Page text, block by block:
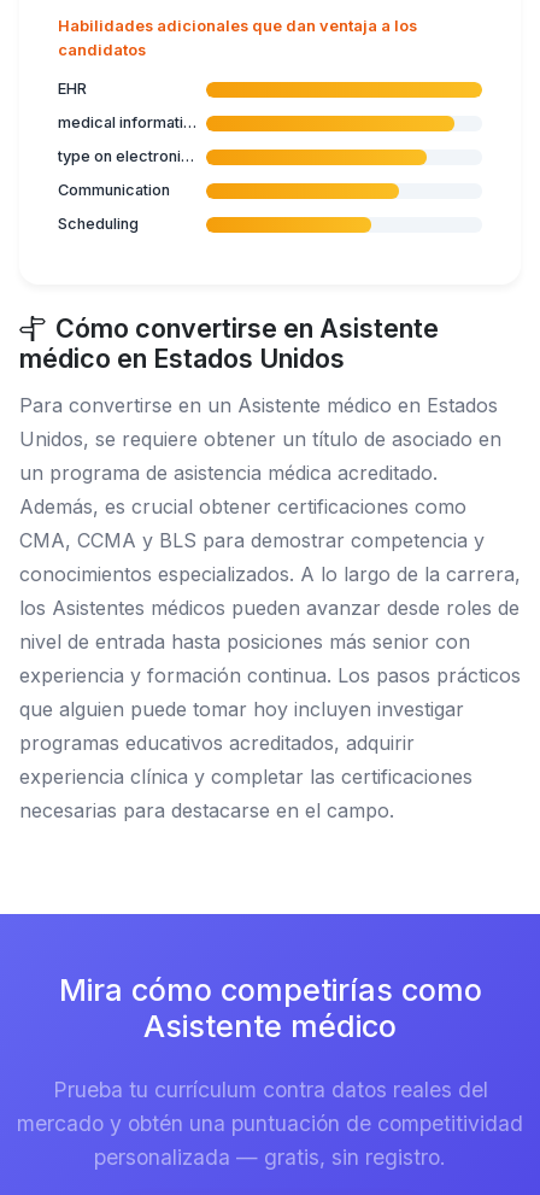
Habilidades adicionales que dan ventaja a los
candidatos
EHR
medical informatics
type on electronic devices
Communication
Scheduling
Cómo convertirse en Asistente
médico en Estados Unidos
Para convertirse en un Asistente médico en Estados
Unidos, se requiere obtener un título de asociado en
un programa de asistencia médica acreditado.
Además, es crucial obtener certificaciones como
CMA, CCMA y BLS para demostrar competencia y
conocimientos especializados. A lo largo de la carrera,
los Asistentes médicos pueden avanzar desde roles de
nivel de entrada hasta posiciones más senior con
experiencia y formación continua. Los pasos prácticos
que alguien puede tomar hoy incluyen investigar
programas educativos acreditados, adquirir
experiencia clínica y completar las certificaciones
necesarias para destacarse en el campo.
Mira cómo competirías como
Asistente médico
Prueba tu currículum contra datos reales del
mercado y obtén una puntuación de competitividad
personalizada — gratis, sin registro.